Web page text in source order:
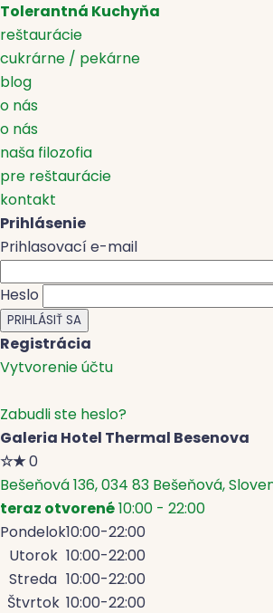
Tolerantná Kuchyňa
reštaurácie
cukrárne / pekárne
blog
o nás
o nás
naša filozofia
pre reštaurácie
kontakt
Prihlásenie
Prihlasovací e-mail
Heslo
Registrácia
Vytvorenie účtu
Zabudli ste heslo?
Galeria Hotel Thermal Besenova
☆★0
Bešeňová 136, 034 83 Bešeňová,
teraz otvorené10:00 - 22:00
Pondelok10:00-22:00
Utorok 10:00-22:00
Streda 10:00-22:00
Štvrtok 10:00-22:00